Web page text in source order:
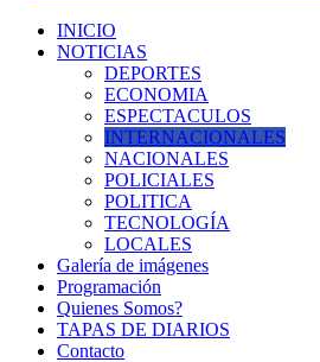
INICIO
NOTICIAS
DEPORTES
ECONOMIA
ESPECTACULOS
INTERNACIONALES
NACIONALES
POLICIALES
POLITICA
TECNOLOGÍA
LOCALES
Galería de imágenes
Programación
Quienes Somos?
TAPAS DE DIARIOS
Contacto